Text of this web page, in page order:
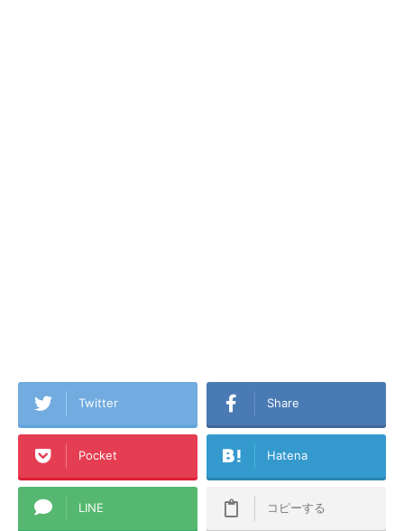
Twitter Share
Pocket Hatena
LINE コピーする